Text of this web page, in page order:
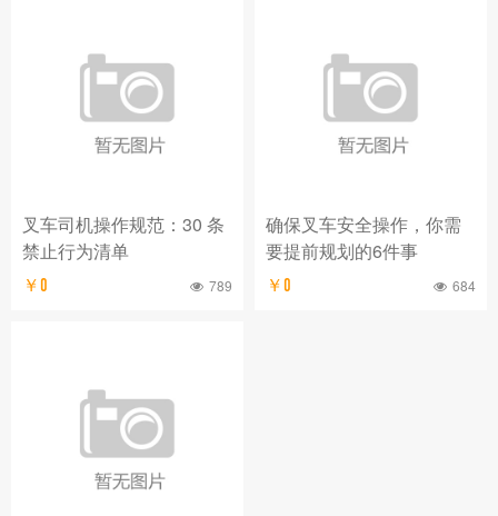
叉车司机操作规范：30 条
禁止行为清单
￥0 789
确保叉车安全操作，你需
要提前规划的6件事
￥0 684